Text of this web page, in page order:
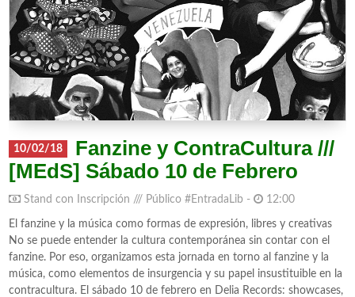
10/02/18
Fanzine y ContraCultura ///
[MEdS] Sábado 10 de Febrero
Stand con Inscripción /// Público #EntradaLib - 12:00
El fanzine y la música como formas de expresión, libres y creativas
No se puede entender la cultura contemporánea sin contar con el
fanzine. Por eso, organizamos esta jornada en torno al fanzine y la
música, como elementos de insurgencia y su papel insustituible en la
contracultura. El sábado 10 de febrero en Delia Records: showcases,